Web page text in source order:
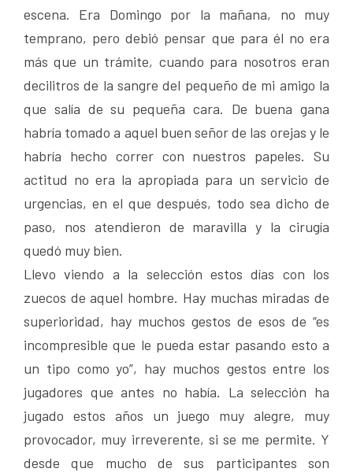
escena. Era Domingo por la mañana, no muy
temprano, pero debió pensar que para él no era
más que un trámite, cuando para nosotros eran
decilitros de la sangre del pequeño de mi amigo la
que salía de su pequeña cara. De buena gana
habría tomado a aquel buen señor de las orejas y le
habría hecho correr con nuestros papeles. Su
actitud no era la apropiada para un servicio de
urgencias, en el que después, todo sea dicho de
paso, nos atendieron de maravilla y la cirugía
quedó muy bien.
Llevo viendo a la selección estos días con los
zuecos de aquel hombre. Hay muchas miradas de
superioridad, hay muchos gestos de esos de “es
incompresible que le pueda estar pasando esto a
un tipo como yo”, hay muchos gestos entre los
jugadores que antes no había. La selección ha
jugado estos años un juego muy alegre, muy
provocador, muy irreverente, si se me permite. Y
desde que mucho de sus participantes son